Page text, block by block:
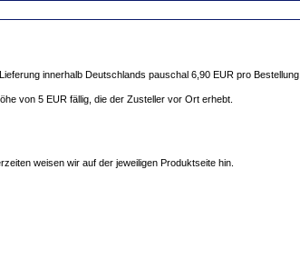
innerhalb Deutschlands pauschal 6,90 EUR pro Bestellung.
von 5 EUR fällig, die der Zusteller vor Ort erhebt.
weisen wir auf der jeweiligen Produktseite hin.